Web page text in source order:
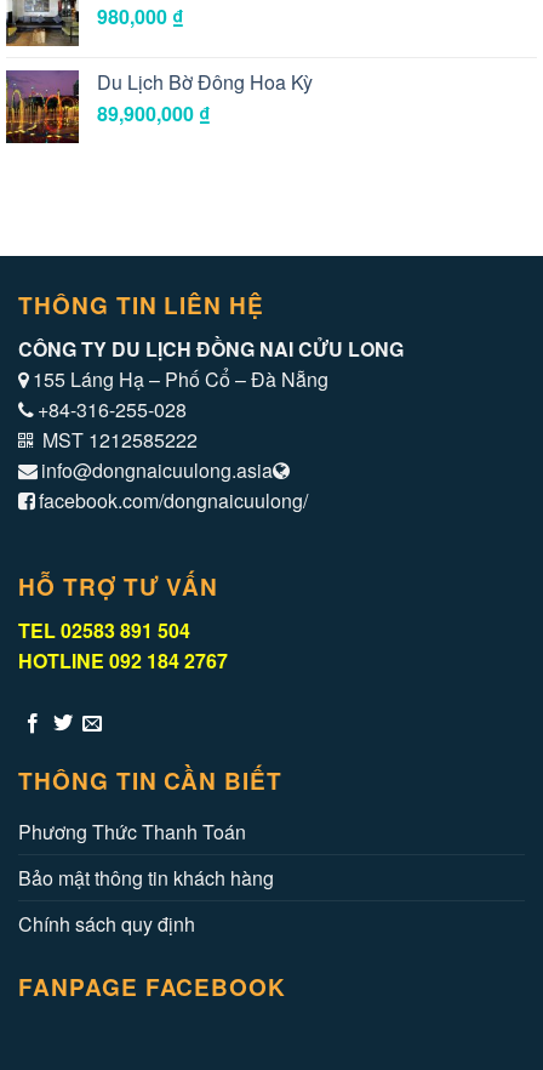
980,000 ₫
Du Lịch Bờ Đông Hoa Kỳ
89,900,000 ₫
THÔNG TIN LIÊN HỆ
CÔNG TY DU LỊCH ĐỒNG NAI CỬU LONG
155 Láng Hạ – Phố Cổ – Đà Nẵng
+84-316-255-028
MST 1212585222
info@dongnaicuulong.asia
facebook.com/dongnaicuulong/
HỖ TRỢ TƯ VẤN
TEL 02583 891 504
HOTLINE 092 184 2767
THÔNG TIN CẦN BIẾT
Phương Thức Thanh Toán
Bảo mật thông tin khách hàng
Chính sách quy định
FANPAGE FACEBOOK